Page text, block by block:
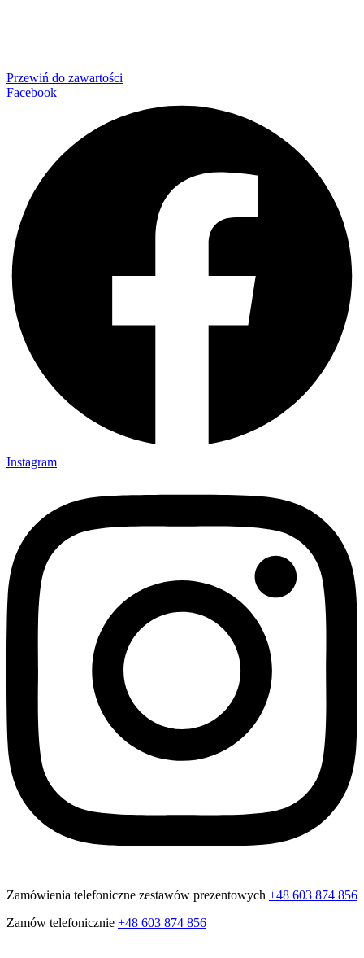
Przewiń do zawartości
Facebook
Instagram
Zamówienia telefoniczne zestawów prezentowych +48 603 874 856
Zamów telefonicznie +48 603 874 856